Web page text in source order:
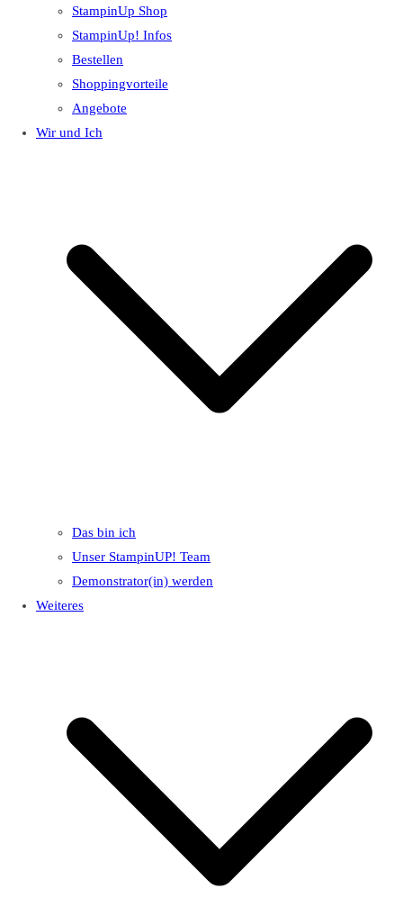
StampinUp Shop
StampinUp! Infos
Bestellen
Shoppingvorteile
Angebote
Wir und Ich
Das bin ich
Unser StampinUP! Team
Demonstrator(in) werden
Weiteres